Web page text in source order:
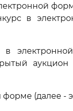
в
в
(далее -